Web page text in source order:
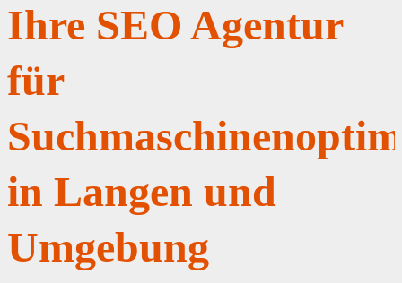
Ihre SEO Agentur
für
in Langen und
Umgebung